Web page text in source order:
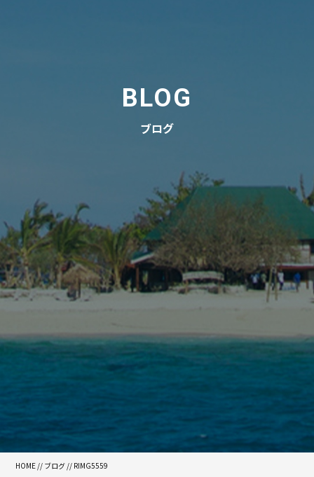
BLOG
ブログ
HOME // ブログ // RIMG5559